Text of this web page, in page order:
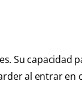
Su capacidad
al entrar en